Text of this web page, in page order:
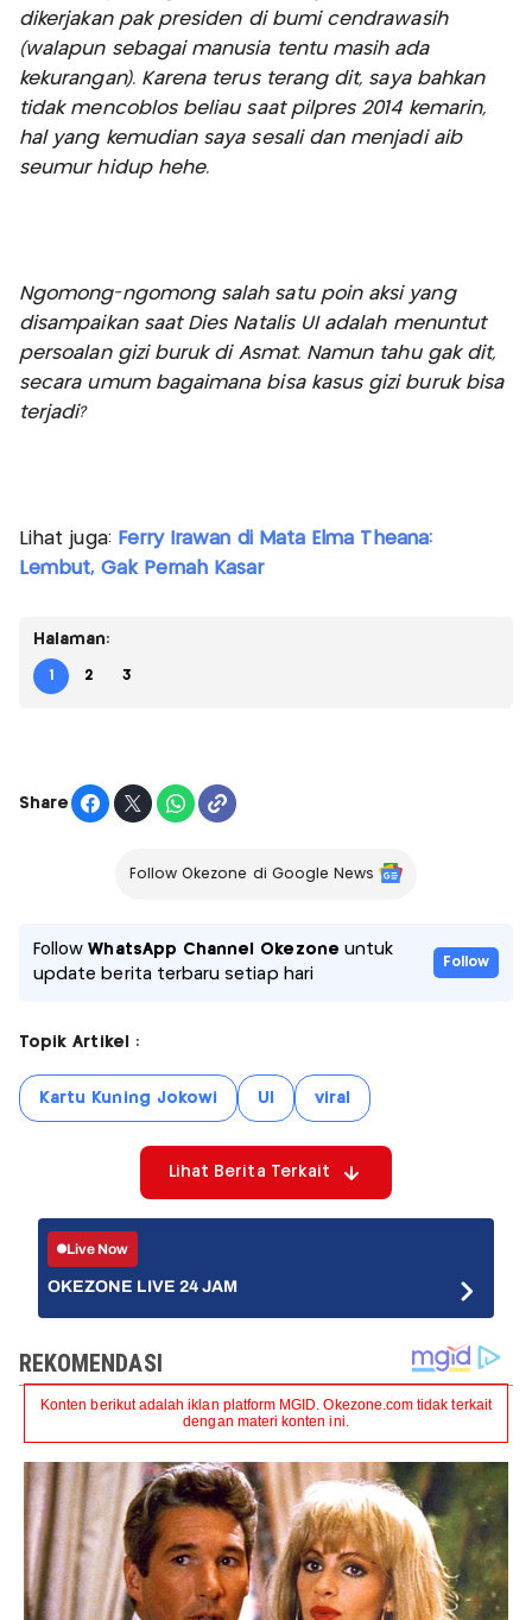
dikerjakan pak presiden di bumi cendrawasih
(walapun sebagai manusia tentu masih ada
kekurangan). Karena terus terang dit, saya bahkan
tidak mencoblos beliau saat pilpres 2014 kemarin,
hal yang kemudian saya sesali dan menjadi aib
seumur hidup hehe.
Ngomong-ngomong salah satu poin aksi yang
disampaikan saat Dies Natalis UI adalah menuntut
persoalan gizi buruk di Asmat. Namun tahu gak dit,
secara umum bagaimana bisa kasus gizi buruk bisa
terjadi?
Lihat juga: Ferry Irawan di Mata Elma Theana:
Lembut, Gak Pernah Kasar
Halaman:
1 2 3
Share
Follow Okezone di Google News
FollowWhatsApp Channel Okezone untuk
update berita terbaru setiap hari
Follow
Topik Artikel :
Kartu Kuning Jokowi UI viral
Lihat Berita Terkait
Live Now
OKEZONE LIVE 24 JAM